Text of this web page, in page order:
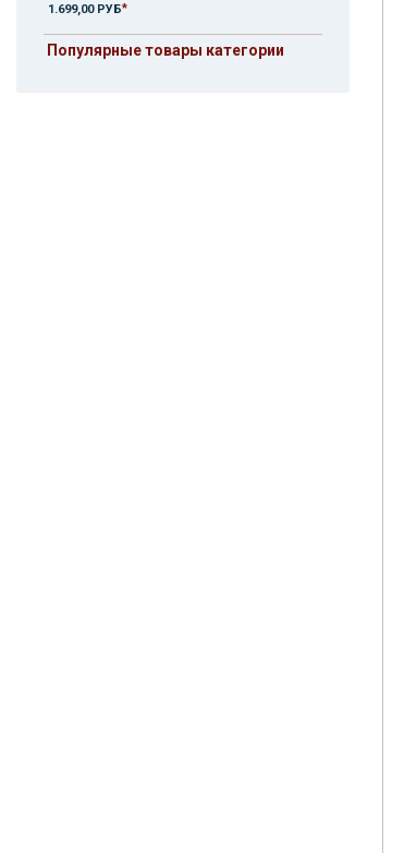
1.699,00 РУБ*
Популярные товары категории